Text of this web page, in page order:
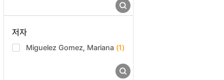
저자
Miguelez Gomez, Mariana (1)